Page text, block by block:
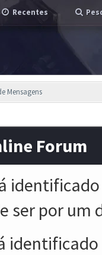
Recentes
Mensagens
Forum
ser por um